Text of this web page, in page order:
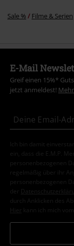
E-Mail
Greif einen 15%*
jetzt anmeldest!
ein, dass die E.M.P.
personenbezogenen
regelmäßig über ihr
personenbezogenen
der
durch Anklicken des
Hier kann ich mich